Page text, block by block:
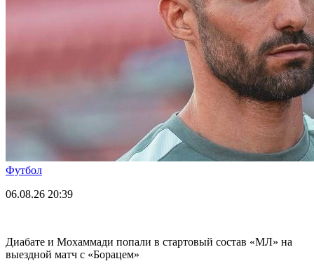
Футбол
06.08.26 20:39
Диабате и Мохаммади попали в стартовый состав «МЛ» на
выездной матч с «Борацем»